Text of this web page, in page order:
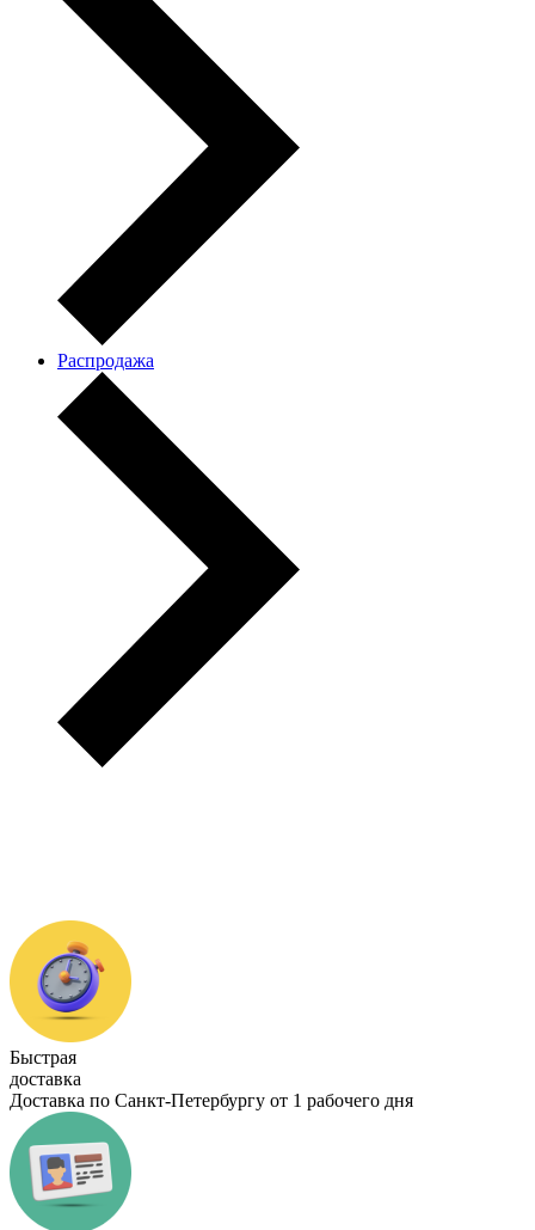
Распродажа
Быстрая
доставка
Доставка по Санкт-Петербургу от 1 рабочего дня